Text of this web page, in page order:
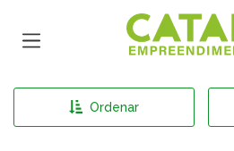
Página inicial
Ordenar